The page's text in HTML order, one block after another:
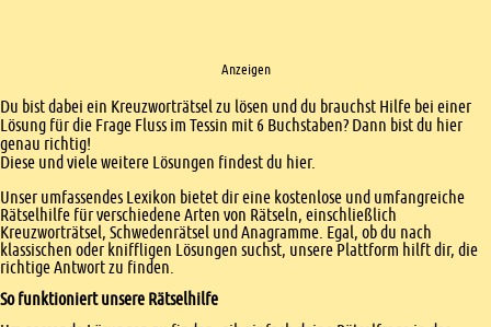
Anzeigen
Einleitung
Du bist dabei ein Kreuzworträtsel zu lösen und du brauchst Hilfe bei einer
Lösung für die Frage Fluss im Tessin mit 6 Buchstaben? Dann bist du hier
genau richtig!
Diese und viele weitere Lösungen findest du hier.
Unser umfassendes Lexikon bietet dir eine kostenlose und umfangreiche
Rätselhilfe für verschiedene Arten von Rätseln, einschließlich
Kreuzworträtsel, Schwedenrätsel und Anagramme. Egal, ob du nach
klassischen oder kniffligen Lösungen suchst, unsere Plattform hilft dir, die
richtige Antwort zu finden.
So funktioniert unsere Rätselhilfe